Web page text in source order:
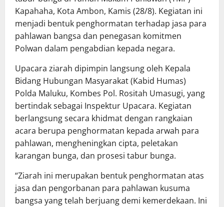
Kapahaha, Kota Ambon, Kamis (28/8). Kegiatan ini
menjadi bentuk penghormatan terhadap jasa para
pahlawan bangsa dan penegasan komitmen
Polwan dalam pengabdian kepada negara.
Upacara ziarah dipimpin langsung oleh Kepala
Bidang Hubungan Masyarakat (Kabid Humas)
Polda Maluku, Kombes Pol. Rositah Umasugi, yang
bertindak sebagai Inspektur Upacara. Kegiatan
berlangsung secara khidmat dengan rangkaian
acara berupa penghormatan kepada arwah para
pahlawan, mengheningkan cipta, peletakan
karangan bunga, dan prosesi tabur bunga.
“Ziarah ini merupakan bentuk penghormatan atas
jasa dan pengorbanan para pahlawan kusuma
bangsa yang telah berjuang demi kemerdekaan. Ini